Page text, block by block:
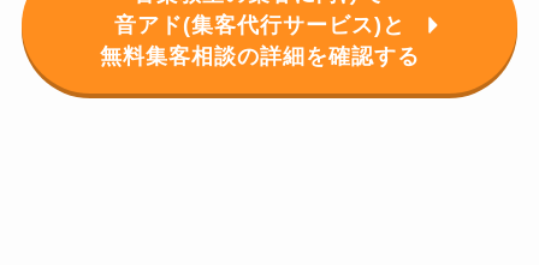
音アド(集客代行サービス)と
無料集客相談の詳細を確認する